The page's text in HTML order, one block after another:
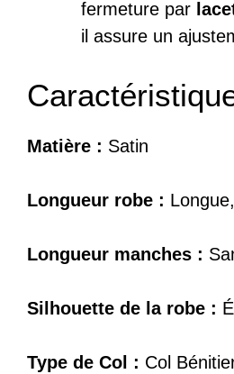
fermeture par
il assure un
Matière : Satin
Longueur robe :
Longueur manches :
Silhouette de la robe :
Type de Col : Col